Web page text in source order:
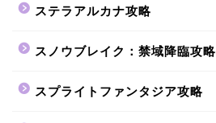
ステラアルカナ攻略
スノウブレイク：禁域降臨攻略
スプライトファンタジア攻略